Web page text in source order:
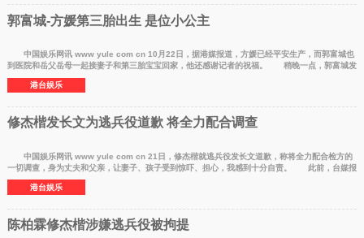
郭富城-方媛第三胎出生 是位小公主
中国娱乐网讯 www yule com cn 10月22日，据港媒报道，方媛已经平安生产，而郭富城也
到医院和岳父岳母一起接妻子和第三胎宝宝回家，他还感谢记者的祝福。 稍晚一点，郭富城发
文透露第三胎
港台娱乐
修杰楷发长文为逃兵役道歉 将全力配合调查
中国娱乐网讯 www yule com cn 21日，修杰楷就逃兵役发长文道歉，称将全力配合检方的
一切调查，身为丈夫和父亲，让妻子、孩子受到惊吓、担心，我感到十分自责。 此前，台媒报
道称，艺人陈
港台娱乐
陈柏霖修杰楷涉嫌逃兵役被拘提